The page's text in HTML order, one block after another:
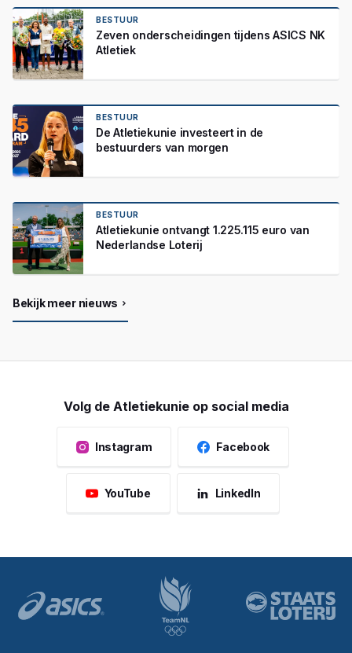
BESTUUR
Zeven onderscheidingen tijdens ASICS NK
Atletiek
BESTUUR
De Atletiekunie investeert in de
bestuurders van morgen
BESTUUR
Atletiekunie ontvangt 1.225.115 euro van
Nederlandse Loterij
Bekijk meer nieuws
Volg de Atletiekunie op social media
Instagram Facebook
YouTube LinkedIn